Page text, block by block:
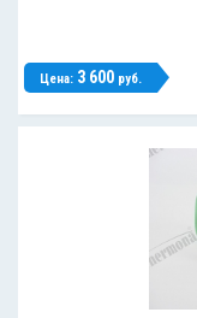
Цена:3 600 руб.